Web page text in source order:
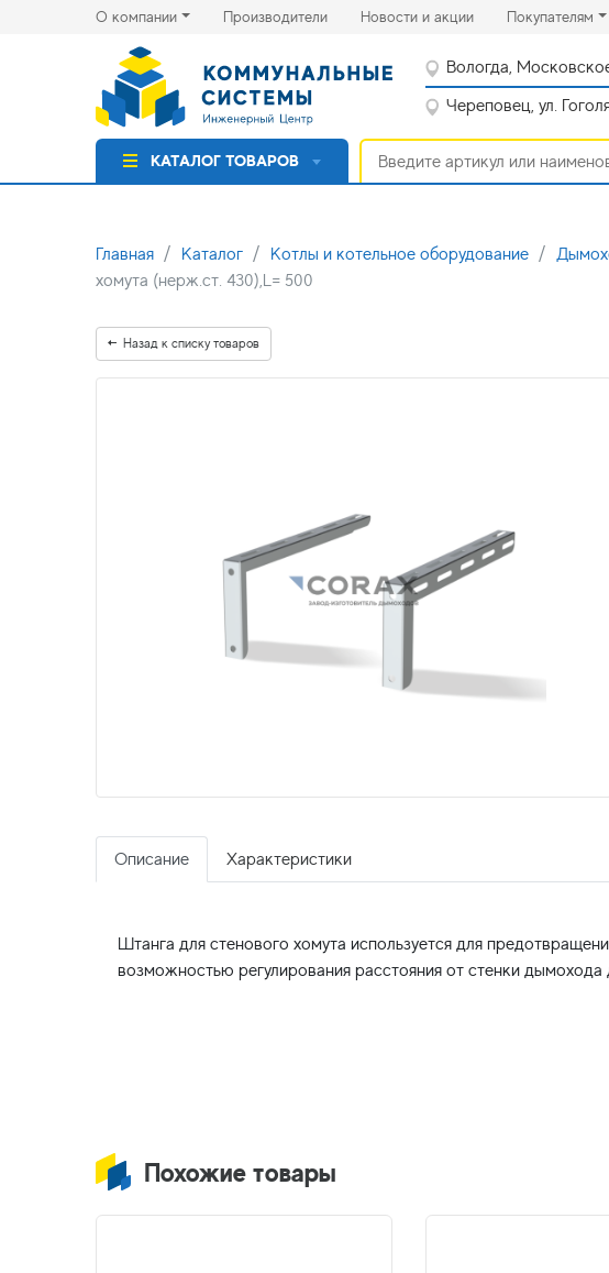
О компании Производители(current)Новости и акции(current)Покупателям
Вологда,
Череповец, ул.
КАТАЛОГ ТОВАРОВ
Главная Каталог Котлы и котельное оборудование
хомута (нерж.ст. 430),L= 500
Назад к списку товаров
Описание Характеристики
Штанга для стенового хомута используется для
Похожие товары